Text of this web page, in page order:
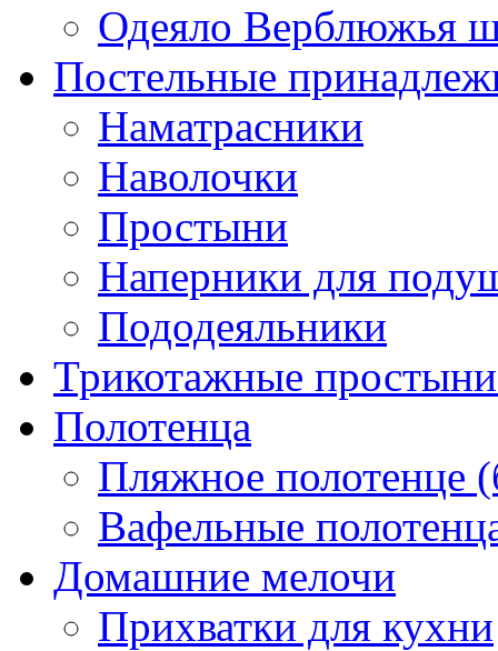
Одеяло Верблюжья
Постельные
Наматрасники
Наволочки
Простыни
Наперники для
Пододеяльники
Трикотажные
Полотенца
Пляжное полотенце
Вафельные
Домашние мелочи
Прихватки для кухни